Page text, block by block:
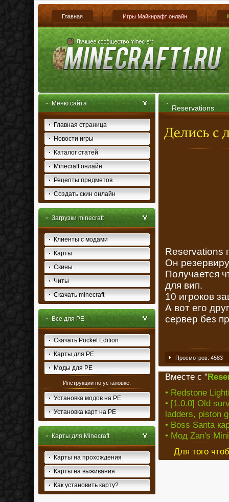
Главная Игры Майкнрафт онлайн
Меню сайта
Главная страница
Новости игры
Каталог статей
Minecraft онлайн
Рецепты предметов
Создать скин онлайн
Загрузки minecraft
Клиенты с модами
Карты
Скины
Читы
Скачать minecraft
Все для PE
Скачать Pocket Edition
Карты для PE
Моды для PE
Инструкции по установке:
Установка модов на PE
Установка карт на PE
Карты для Minecraft
Карты на прохождения
Карты на выживания
Как установить карту?
Reservations
Reservations
Он
Получается
для вип.
10 игроков
А вот его
сервер без
Просмотров: 4583
Вместе с "
• Redstone
• [1.0.0] Old
ladders, piston
• Boss Santa
• Мод Zan's
Для того